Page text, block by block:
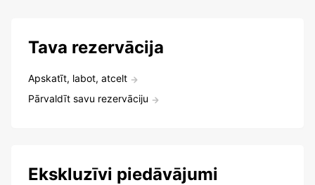
Tava rezervācija
Apskatīt, labot, atcelt
Pārvaldīt savu rezervāciju
Ekskluzīvi piedāvājumi